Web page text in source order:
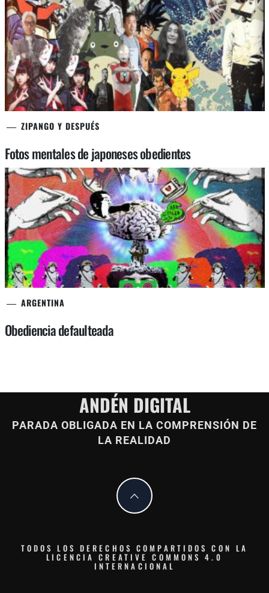
ZIPANGO Y DESPUÉS
Fotos mentales de japoneses obedientes
ARGENTINA
Obediencia defaulteada
ANDÉN DIGITAL
PARADA OBLIGADA EN LA COMPRENSIÓN DE
LA REALIDAD
TODOS LOS DERECHOS COMPARTIDOS CON LA
LICENCIA CREATIVE COMMONS 4.0
INTERNACIONAL